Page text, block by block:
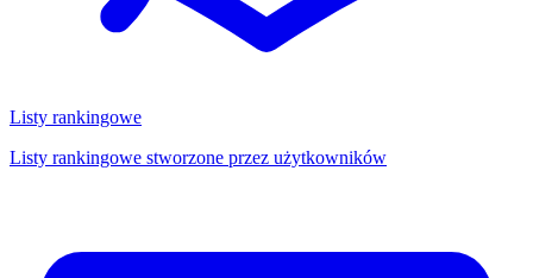
Listy rankingowe
Listy rankingowe stworzone przez użytkowników